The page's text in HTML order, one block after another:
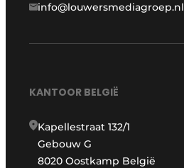
info@louwersmediagroep.nl
KANTOOR BELGIË
Kapellestraat 132/1
Gebouw G
8020 Oostkamp België